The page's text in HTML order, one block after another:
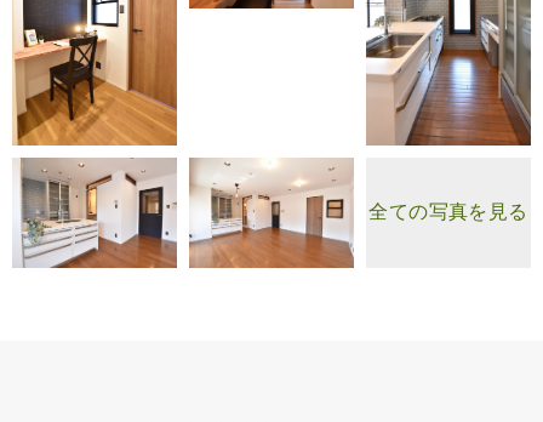
全ての写真を見る